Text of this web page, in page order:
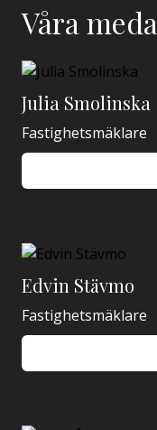
Våra
Julia Smolinska
Fastighetsmäklare
Edvin Stävmo
Fastighetsmäklare